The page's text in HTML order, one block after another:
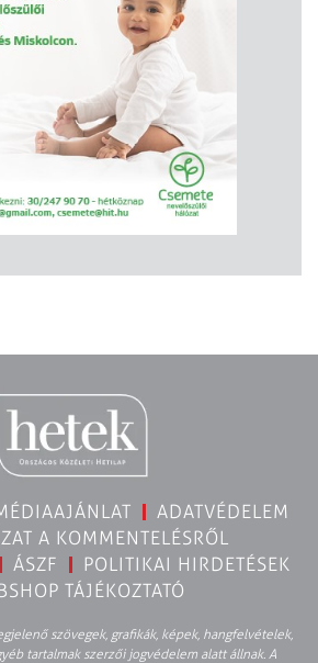
ADATVÉDELEM
A KOMMENTELÉSRŐL
ÁSZF
POLITIKAI HIRDETÉSEK
TÁJÉKOZTATÓ
szövegek, grafikák, képek, hangfelvételek,
tartalmak szerzői jogvédelem alatt állnak. A